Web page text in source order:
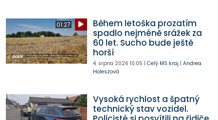
01:27
Během letoška prozatím
spadlo nejméně srážek za
60 let. Sucho bude ještě
horší
4. srpna 2026 10:05 | Celý MS kraj | Andrea
Holeszová
Vysoká rychlost a špatný
technický stav vozidel.